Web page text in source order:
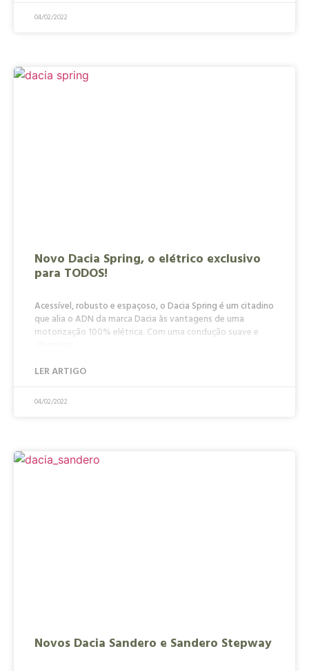
04/02/2022
Novo Dacia Spring, o elétrico exclusivo
para TODOS!
Acessível, robusto e espaçoso, o Dacia Spring é um citadino
que alia o ADN da marca Dacia às vantagens de uma
motorização 100% elétrica. Com uma condução suave e
LER ARTIGO
04/02/2022
Novos Dacia Sandero e Sandero Stepway